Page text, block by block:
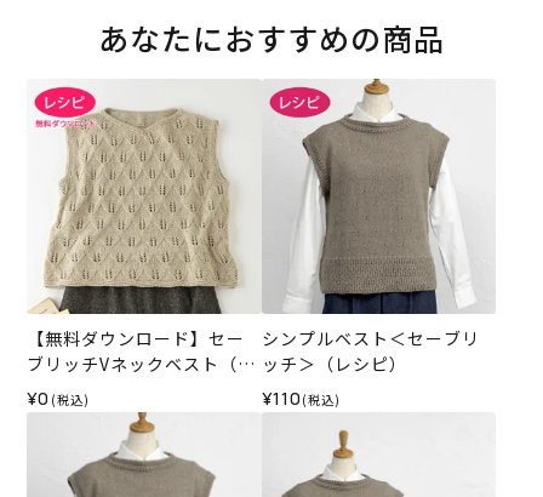
あなたにおすすめの商品
【無料ダウンロード】セー
ブリッチVネックベスト（レ
シピ）
¥0 (税込)
シンプルベスト＜セーブリ
ッチ＞（レシピ）
¥110 (税込)